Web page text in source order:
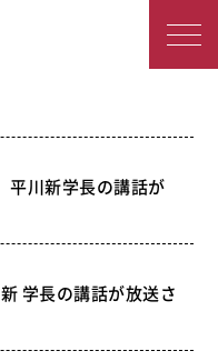
川新学長の講話が
学長の講話が放送さ